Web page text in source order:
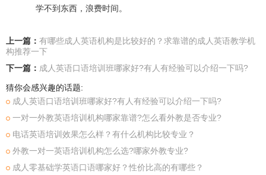
学不到东西，浪费时间。
上一篇： 有哪些成人英语机构是比较好的？求靠谱的成人英语教学机
构推荐一下
下一篇： 成人英语口语培训班哪家好?有人有经验可以介绍一下吗?
猜你会感兴趣的话题:
成人英语口语培训班哪家好?有人有经验可以介绍一下吗?
一对一外教英语培训机构哪家靠谱?怎么看外教是否专业?
电话英语培训效果怎么样？有什么机构比较专业？
外教一对一英语培训机构怎么选?哪家外教专业?
成人零基础学英语口语哪家好？性价比高的有哪些？